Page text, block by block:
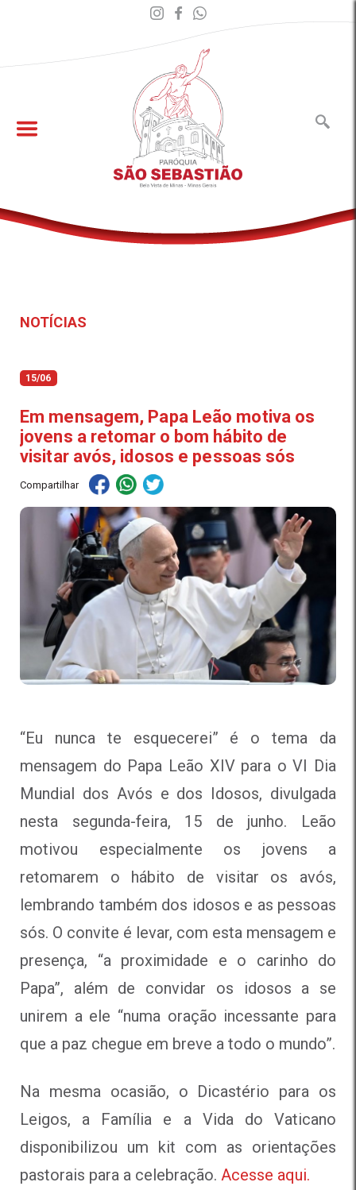
NOTÍCIAS
15/06
Em mensagem, Papa Leão motiva os
jovens a retomar o bom hábito de
visitar avós, idosos e pessoas sós
Compartilhar
“Eu nunca te esquecerei” é o tema da
mensagem do Papa Leão XIV para o VI Dia
Mundial dos Avós e dos Idosos, divulgada
nesta segunda-feira, 15 de junho. Leão
motivou especialmente os jovens a
retomarem o hábito de visitar os avós,
lembrando também dos idosos e as pessoas
sós. O convite é levar, com esta mensagem e
presença, “a proximidade e o carinho do
Papa”, além de convidar os idosos a se
unirem a ele “numa oração incessante para
que a paz chegue em breve a todo o mundo”.
Na mesma ocasião, o Dicastério para os
Leigos, a Família e a Vida do Vaticano
disponibilizou um kit com as orientações
pastorais para a celebração. Acesse aqui.